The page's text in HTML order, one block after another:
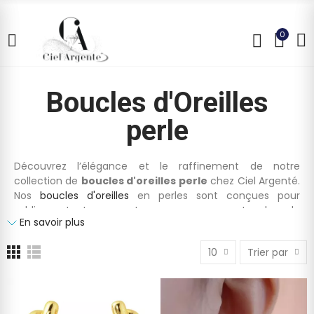
0
Boucles d'Oreilles
perle
Découvrez l’élégance et le raffinement de notre
collection de boucles d'oreilles perle chez Ciel Argenté.
Nos boucles d'oreilles en perles sont conçues pour
sublimer toutes vos tenues avec une touche de
sophistication intemporelle. Symbole de féminité et de
grâce, les perles sont un incontournable du monde des
bijoux.
Pourquoi choisir des boucles d'oreilles en perles ?
Les boucles d'oreilles perle sont l'incarnation du chic et du
classique. Chez Ciel Argenté, nos modèles sont
En savoir plus
10 Trier par